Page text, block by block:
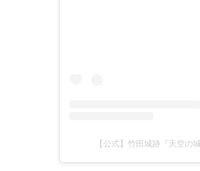
【公式】竹田城跡『天空の